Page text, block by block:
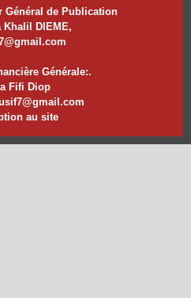
Général de Publication
Khalil DIEME,
Générale:.
Fifi Diop
au site